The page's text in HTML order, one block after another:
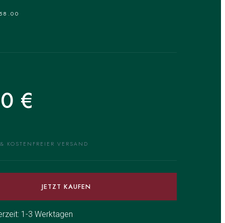
€
KOSTENFREIER VERSAND
JETZT KAUFEN
1-3 Werktagen